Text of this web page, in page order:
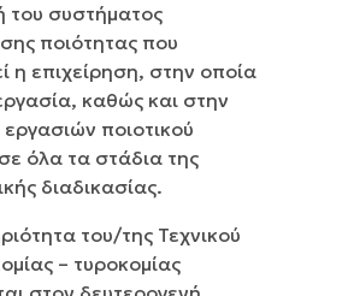
του συστήματος
ποιότητας που
η επιχείρηση, στην οποία
καθώς και στην
ποιοτικού
όλα τα στάδια της
διαδικασίας.
του/της Τεχνικού
– τυροκομίας